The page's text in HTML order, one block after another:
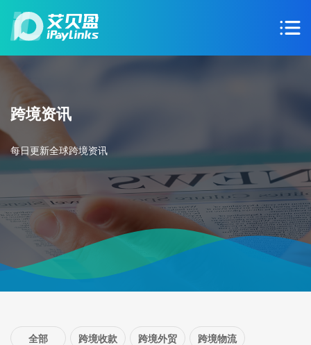
跨境资讯
每日更新全球跨境资讯
全部 跨境收款 跨境外贸 跨境物流